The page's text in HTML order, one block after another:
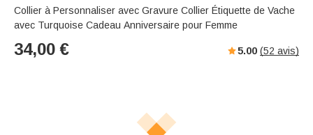
Collier à Personnaliser avec Gravure Collier Étiquette de Vache
avec Turquoise Cadeau Anniversaire pour Femme
34,00 € 5.00 (52 avis)